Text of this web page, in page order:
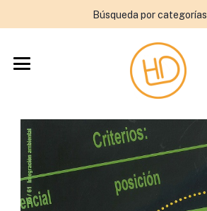
Búsqueda por categorías